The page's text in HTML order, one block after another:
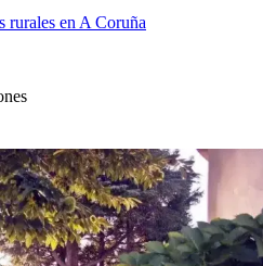
rurales en A Coruña